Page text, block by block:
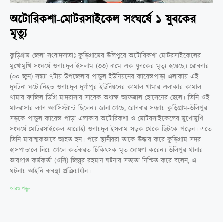
অটোরিকশা-মোটরসাইকেল সংঘর্ষে ১ যুবকের
মৃত্যু
কুড়িগ্রাম জেলা সংবাদদাতাঃ কুড়িগ্রামের উলিপুরে অটোরিকশা-মোটরসাইকেলের
মুখোমুখি সংঘর্ষে ওবায়দুল ইসলাম (৩৩) নামে এক যুবকের মৃত্যু হয়েছে। রোববার
(৩০ জুন) সন্ধ্যা ৭টায় উপজেলার পান্ডুল ইউনিয়নের কায়েস্তপাড়া এলাকায় এই
দুর্ঘটনা ঘটে।নিহত ওবায়দুল দুর্গাপুর ইউনিয়নের কামাল খামার এলাকার কামাল
খামার ফা‌জিল ডিগ্রি মাদরাসার সাবেক অধ্যক্ষ আফজাল হোসেনের ছেলে। তিনি ওই
মাদরাসার ল্যাব অ্যাসিস্ট্যান্ট ছিলেন। জানা গেছে, রোববার সন্ধ্যায় কুড়িগ্রাম-উলিপুর
সড়কে পান্ডুল কায়েস্ত পাড়া এলাকায় অটোরিকশা ও মোটরসাইকেলের মুখোমুখি
সংঘর্ষে মোটরসাইকেল আরোহী ওবায়দুল ইসলাম সড়ক থেকে ছিটকে পড়েন। এতে
তিনি মারাত্মকভাবে আহত হন। পরে স্থানীয়রা তাকে উদ্ধার করে কুড়িগ্রাম সদর
হাসপাতালে নিয়ে গেলে কর্তব্যরত চিকিৎসক মৃত ঘোষণা করেন। উলিপুর থানার
ভারপ্রাপ্ত কর্মকর্তা (ওসি) জিল্লুর রহমান ঘটনার সত্যতা নি‌শ্চিত করে বলেন, এ
ঘটনায় আইনি ব্যবস্থা প্রক্রিয়াধীন।
আরও পড়ুন